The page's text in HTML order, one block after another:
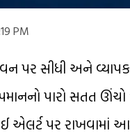
PM
પર સીધી અને
પારો સતત
એલર્ટ પર